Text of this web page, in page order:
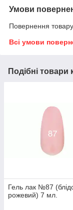
Умови
Повернення
Всі умови
Подібні товари
Гель лак №87
рожевий) 7 мл.